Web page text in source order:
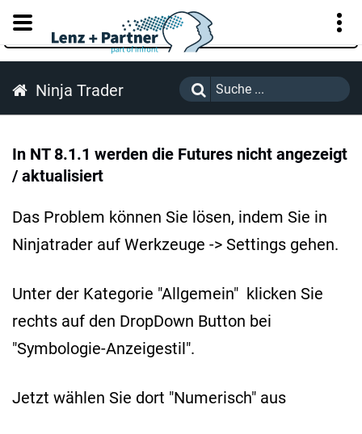
KUNDENPORTAL
Ninja Trader
In NT 8.1.1 werden die Futures nicht angezeigt
/ aktualisiert
Das Problem können Sie lösen, indem Sie in
Ninjatrader auf Werkzeuge -> Settings gehen.
Unter der Kategorie "Allgemein" klicken Sie
rechts auf den DropDown Button bei
"Symbologie-Anzeigestil".
Jetzt wählen Sie dort "Numerisch" aus